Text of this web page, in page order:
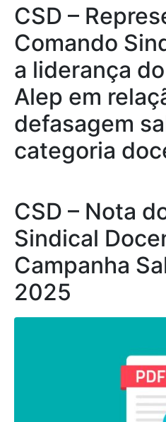
CSD –
Comando
a liderança
Alep em
defasagem
categoria
CSD – Nota
Sindical
Campanha
2025